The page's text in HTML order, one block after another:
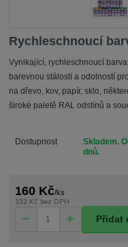
Rychleschnoucí
Vynikající, rychleschnoucí
barevnou stálostí a odolností
na dřevo, kov, papír, sklo,
široké paletě RAL odstínů a
Dostupnost
Skladem.
dnů.
160 Kč/ks
132 Kč bez DPH
Přidat